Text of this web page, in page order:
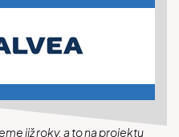
již roky, a to na projektu